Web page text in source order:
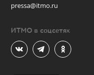
pressa@itmo.ru
ИТМО в соцсетях